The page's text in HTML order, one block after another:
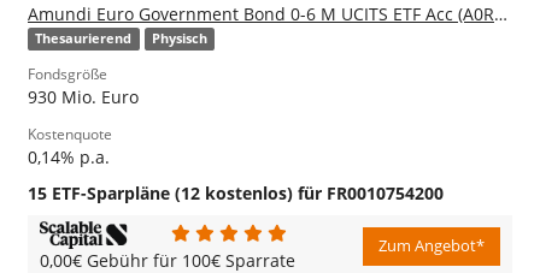
Amundi Euro Government Bond 0-6 M UCITS ETF Acc (A0RNWC)
Thesaurierend Physisch
Fondsgröße
930 Mio. Euro
Kostenquote
0,14% p.a.
15 ETF-Sparpläne (12 kostenlos) für FR0010754200
0,00€ Gebühr für 100€ Sparrate
Zum Angebot*